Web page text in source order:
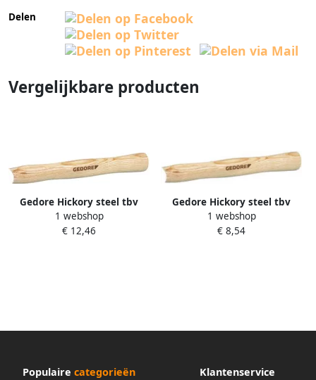
Delen
Vergelijkbare producten
Gedore Hickory steel tbv
8601 8602 1431102
1 webshop
€ 12,46
Gedore Hickory steel tbv
8601 8602 1431056
1 webshop
€ 8,54
Populaire categorieën Klantenservice